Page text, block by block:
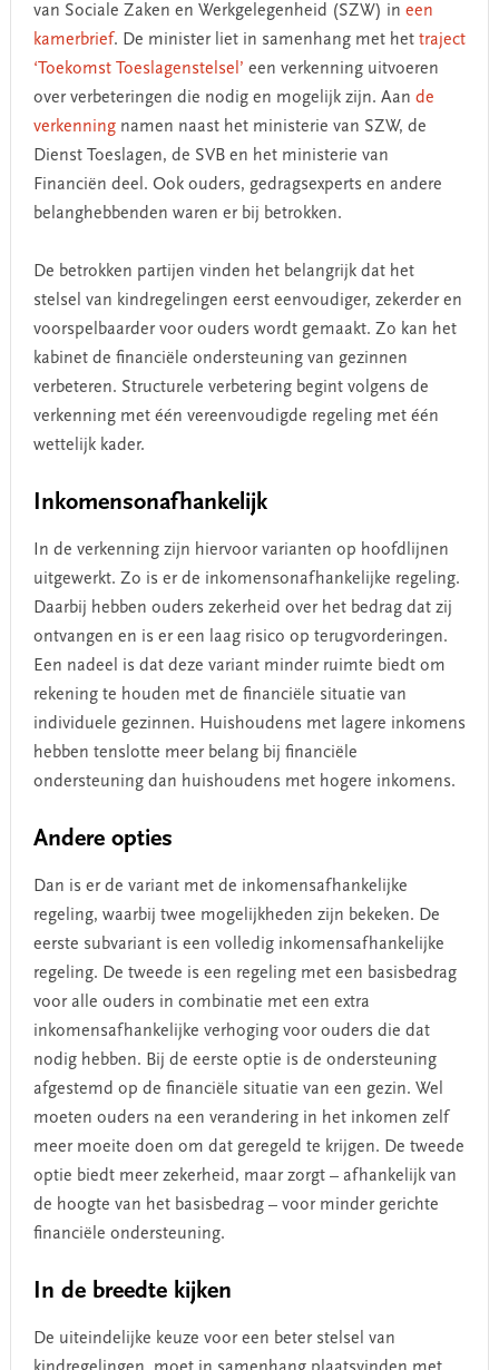
van Sociale Zaken en Werkgelegenheid (SZW) in een
kamerbrief. De minister liet in samenhang met het traject
‘Toekomst Toeslagenstelsel’ een verkenning uitvoeren
over verbeteringen die nodig en mogelijk zijn. Aan de
verkenningnamen naast het ministerie van SZW, de
Dienst Toeslagen, de SVB en het ministerie van
Financiën deel. Ook ouders, gedragsexperts en andere
belanghebbenden waren er bij betrokken.
De betrokken partijen vinden het belangrijk dat het
stelsel van kindregelingen eerst eenvoudiger, zekerder en
voorspelbaarder voor ouders wordt gemaakt. Zo kan het
kabinet de financiële ondersteuning van gezinnen
verbeteren. Structurele verbetering begint volgens de
verkenning met één vereenvoudigde regeling met één
wettelijk kader.
Inkomensonafhankelijk
In de verkenning zijn hiervoor varianten op hoofdlijnen
uitgewerkt. Zo is er de inkomensonafhankelijke regeling.
Daarbij hebben ouders zekerheid over het bedrag dat zij
ontvangen en is er een laag risico op terugvorderingen.
Een nadeel is dat deze variant minder ruimte biedt om
rekening te houden met de financiële situatie van
individuele gezinnen. Huishoudens met lagere inkomens
hebben tenslotte meer belang bij financiële
ondersteuning dan huishoudens met hogere inkomens.
Andere opties
Dan is er de variant met de inkomensafhankelijke
regeling, waarbij twee mogelijkheden zijn bekeken. De
eerste subvariant is een volledig inkomensafhankelijke
regeling. De tweede is een regeling met een basisbedrag
voor alle ouders in combinatie met een extra
inkomensafhankelijke verhoging voor ouders die dat
nodig hebben. Bij de eerste optie is de ondersteuning
afgestemd op de financiële situatie van een gezin. Wel
moeten ouders na een verandering in het inkomen zelf
meer moeite doen om dat geregeld te krijgen. De tweede
optie biedt meer zekerheid, maar zorgt – afhankelijk van
de hoogte van het basisbedrag – voor minder gerichte
financiële ondersteuning.
In de breedte kijken
De uiteindelijke keuze voor een beter stelsel van